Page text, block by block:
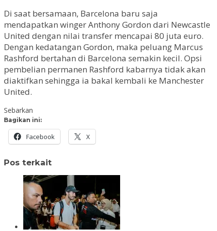
Di saat bersamaan, Barcelona baru saja
mendapatkan winger Anthony Gordon dari Newcastle
United dengan nilai transfer mencapai 80 juta euro.
Dengan kedatangan Gordon, maka peluang Marcus
Rashford bertahan di Barcelona semakin kecil. Opsi
pembelian permanen Rashford kabarnya tidak akan
diaktifkan sehingga ia bakal kembali ke Manchester
United.
Sebarkan
Bagikan ini:
Facebook X
Pos terkait